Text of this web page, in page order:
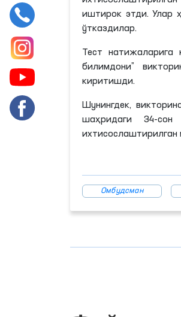
иштирок этди. Улар
ўтказдилар.
Тест
билимдони”
киритишди.
Шунингдек,
шаҳридаги 34-сон
Омбудсман